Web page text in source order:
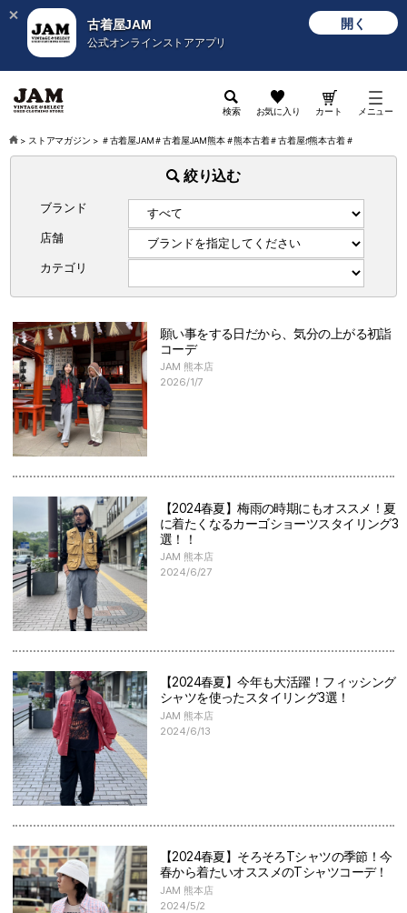
古着屋JAM
公式オンラインストアアプリ
開く
検索 お気に入り カート メニュー
> ストアマガジン > ＃古着屋JAM＃古着屋JAM熊本＃熊本古着＃古着屋♯熊本古着＃
絞り込む
ブランド
店舗
カテゴリ
願い事をする日だから、気分の上がる初詣
コーデ
JAM 熊本店
2026/1/7
【2024春夏】梅雨の時期にもオススメ！夏
に着たくなるカーゴショーツスタイリング3
選！！
JAM 熊本店
2024/6/27
【2024春夏】今年も大活躍！フィッシング
シャツを使ったスタイリング3選！
JAM 熊本店
2024/6/13
【2024春夏】そろそろTシャツの季節！今
春から着たいオススメのTシャツコーデ！
JAM 熊本店
2024/5/2